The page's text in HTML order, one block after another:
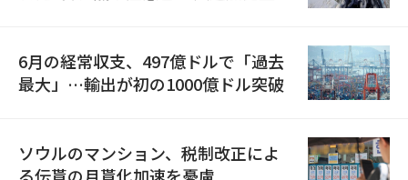
6月の経常収支、497億ドルで「過去
最大」…輸出が初の1000億ドル突破
ソウルのマンション、税制改正によ